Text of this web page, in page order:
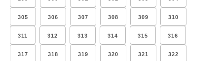
305 306 307 308 309 310
311 312 313 314 315 316
317 318 319 320 321 322